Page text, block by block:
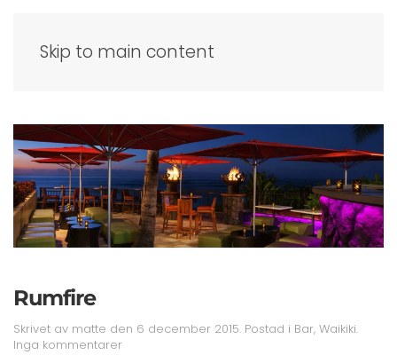
Skip to main content
Rumfire
Skrivet av matte den 6 december 2015. Postad i Bar, Waikiki.
Inga kommentarertill